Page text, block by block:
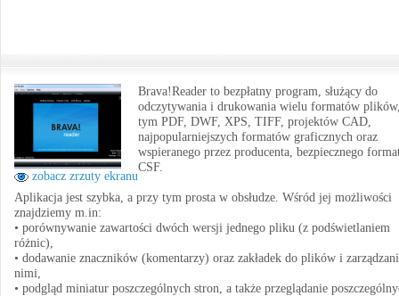
zobacz zrzuty ekranu
Brava!Reader to bezpłatny program, służący do
odczytywania i drukowania wielu formatów
tym PDF, DWF, XPS, TIFF, projektów CAD,
najpopularniejszych formatów graficznych oraz
wspieranego przez producenta, bezpiecznego
CSF.
Aplikacja jest szybka, a przy tym prosta w obsłudze. Wśród jej możliwości
znajdziemy m.in:
• porównywanie zawartości dwóch wersji jednego pliku (z podświetlaniem
różnic),
• dodawanie znaczników (komentarzy) oraz zakładek do plików i
nimi,
• podgląd miniatur poszczególnych stron, a także przeglądanie